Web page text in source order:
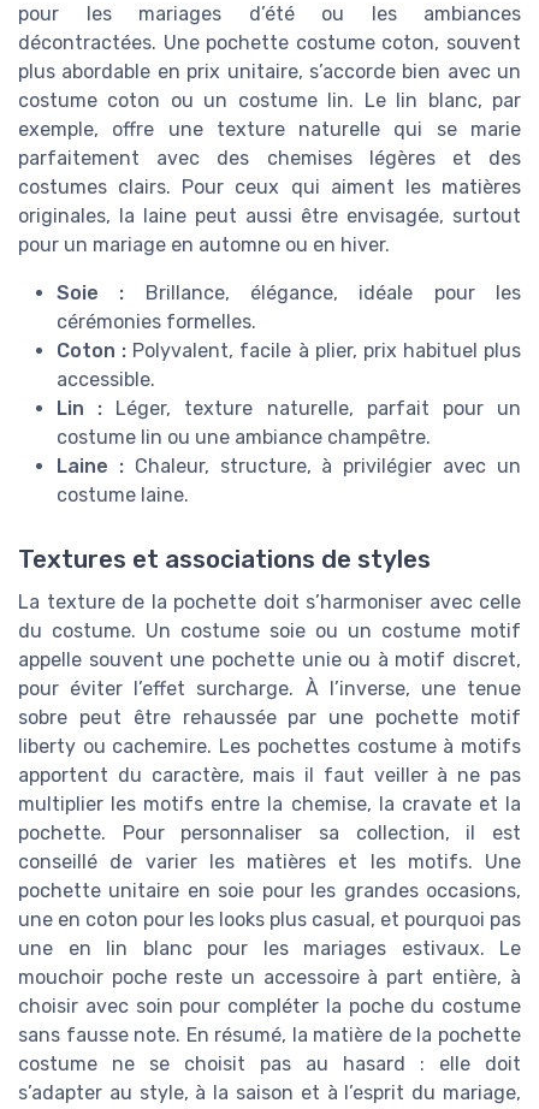
pour les mariages d’été ou les ambiances
décontractées. Une pochette costume coton, souvent
plus abordable en prix unitaire, s’accorde bien avec un
costume coton ou un costume lin. Le lin blanc, par
exemple, offre une texture naturelle qui se marie
parfaitement avec des chemises légères et des
costumes clairs. Pour ceux qui aiment les matières
originales, la laine peut aussi être envisagée, surtout
pour un mariage en automne ou en hiver.
Soie : Brillance, élégance, idéale pour les
cérémonies formelles.
Coton : Polyvalent, facile à plier, prix habituel plus
accessible.
Lin : Léger, texture naturelle, parfait pour un
costume lin ou une ambiance champêtre.
Laine :Chaleur, structure, à privilégier avec un
costume laine.
Textures et associations de styles
La texture de la pochette doit s’harmoniser avec celle
du costume. Un costume soie ou un costume motif
appelle souvent une pochette unie ou à motif discret,
pour éviter l’effet surcharge. À l’inverse, une tenue
sobre peut être rehaussée par une pochette motif
liberty ou cachemire. Les pochettes costume à motifs
apportent du caractère, mais il faut veiller à ne pas
multiplier les motifs entre la chemise, la cravate et la
pochette. Pour personnaliser sa collection, il est
conseillé de varier les matières et les motifs. Une
pochette unitaire en soie pour les grandes occasions,
une en coton pour les looks plus casual, et pourquoi pas
une en lin blanc pour les mariages estivaux. Le
mouchoir poche reste un accessoire à part entière, à
choisir avec soin pour compléter la poche du costume
sans fausse note. En résumé, la matière de la pochette
costume ne se choisit pas au hasard : elle doit
s’adapter au style, à la saison et à l’esprit du mariage,